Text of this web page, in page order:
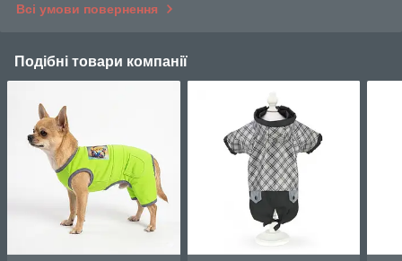
Всі умови повернення
Подібні товари компанії